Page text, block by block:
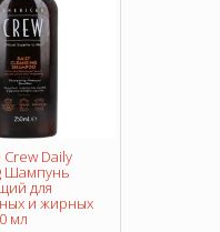
Daily
Шампунь
для
и жирных
мл